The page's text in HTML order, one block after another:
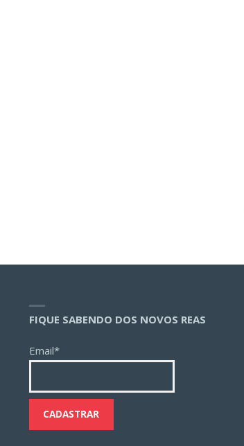
FIQUE SABENDO DOS NOVOS REAS
Email*